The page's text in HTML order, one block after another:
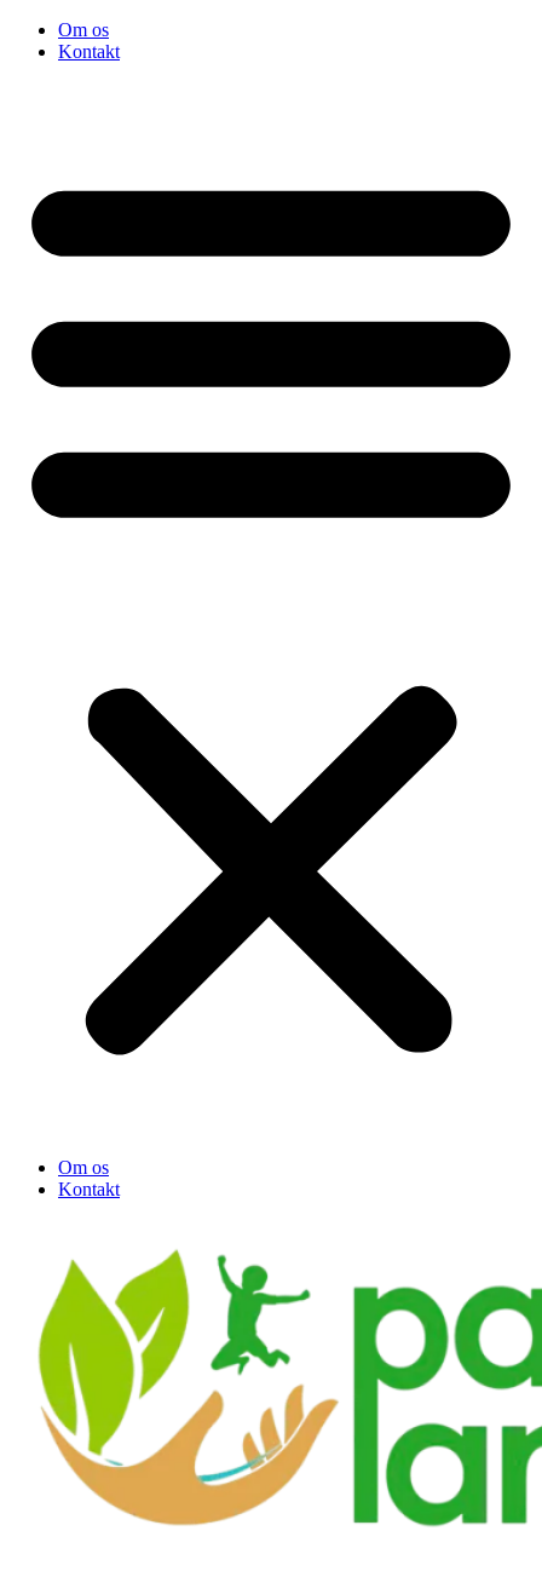
VidereOm os
Kontakt
Om os
Kontakt